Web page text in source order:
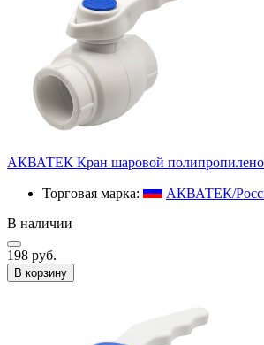
АКВАТЕК Кран шаровой
Торговая марка:
АКВАТЕК/
В наличии
198 руб.
В корзину